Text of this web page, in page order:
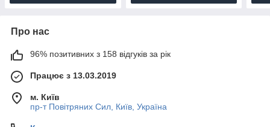
Про нас
96% позитивних з 158 відгуків за рік
Працює з 13.03.2019
м. Київ
пр-т Повiтряних Сил, Київ, Україна